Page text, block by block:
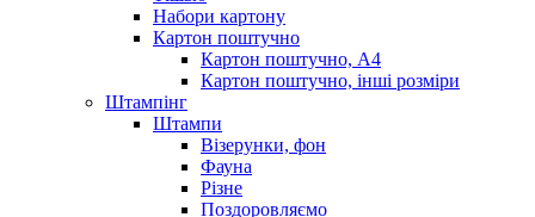
Набори картону
Картон поштучно
Картон поштучно, А4
Картон поштучно, інші розміри
Штампінг
Штампи
Візерунки, фон
Фауна
Різне
Поздоровляємо